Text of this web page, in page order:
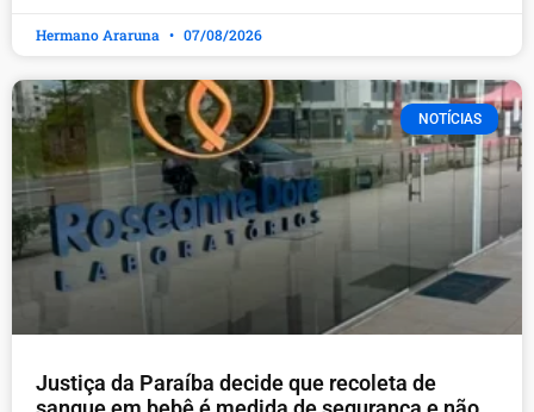
Hermano Araruna 07/08/2026
NOTÍCIAS
Justiça da Paraíba decide que recoleta de